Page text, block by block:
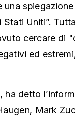
Uniti”.
cercare di
ed
ha detto
Mark